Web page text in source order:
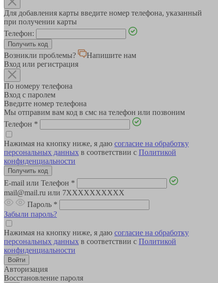
Для добавления карты введите номер телефона, указанный
при получении карты
Телефон:
Возникли проблемы?
Напишите нам
Вход или регистрация
По номеру телефона
Вход с паролем
Введите номер телефона
Мы отправим вам код в смс на телефон или позвоним
Телефон *
Нажимая на кнопку ниже, я даю согласие на обработку
персональных данных в соответствии с Политикой
конфиденциальности
E-mail или Телефон *
mail@mail.ru или 7XXXXXXXXXX
Пароль *
Забыли пароль?
Нажимая на кнопку ниже, я даю согласие на обработку
персональных данных в соответствии с Политикой
конфиденциальности
Авторизация
Восстановление пароля